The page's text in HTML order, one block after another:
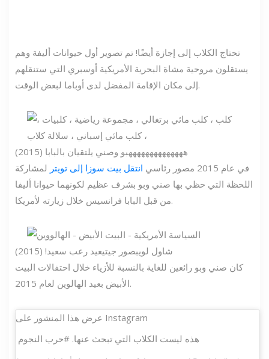
تحتاج الكلاب إلى إجازة أيضًا! تم تصوير أول حيوانات أليفة وهم
يستقلون مروحية مشاة البحرية الأمريكية أوسبري التي ستنقلهم
إلى مكان الإقامة المفضل لدى أوباما لبعض الوقت.
ههههههههههههههبو وصني يلتقيان بالبابا (2015)
في عام 2015 مصور رئاسي
انتقل بيت سوزا إلى تويتر لمشاركة
اللحظة التي حظي بها صني وبو بشرف عظيم لكونهما حيوانا أليفا
من قبل البابا فرانسيس خلال زيارته لأمريكا.
شاول لويبصور جيتيعيد رعب سعيد! (2015)
كان صني وبو رائعين للغاية بالنسبة للأزياء خلال احتفالات البيت
الأبيض بعيد الهالوين لعام 2015.
عرض هذا المنشور على Instagram
هذه ليست الكلاب التي تبحث عنها. #حرب النجوم